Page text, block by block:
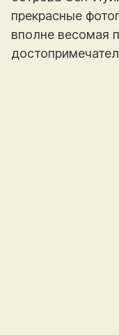
прекрасные
вполне весомая